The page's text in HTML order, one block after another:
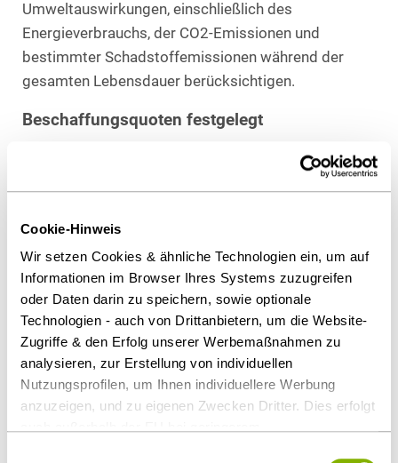
Cookie-Hinweis
Wir setzen Cookies & ähnliche Technologien ein, um auf
Informationen im Browser Ihres Systems zuzugreifen
oder Daten darin zu speichern, sowie optionale
Technologien - auch von Drittanbietern, um die Website-
Zugriffe & den Erfolg unserer Werbemaßnahmen zu
analysieren, zur Erstellung von individuellen
Nutzungsprofilen, um Ihnen individuellere Werbung
anzuzeigen, und zu eigenen Zwecken Dritter. Dies erfolgt
Umweltauswirkungen, einschließlich des
Energieverbrauchs, der CO2-Emissionen und
bestimmter Schadstoffemissionen während der
gesamten Lebensdauer berücksichtigen.
Beschaffungsquoten festgelegt
verbindliche Vorgaben für Kauf, Leasing, Miete und
Mietkauf macht und länderspezifische
Beschaffungsquoten festlegt. Das heißt, die
Regelungen vorsehen, die gewährleisten, dass ein
bestimmter Anteil der öffentlich beschafften LKW
und Busse mit alternativen Antrieben ausgestattet
wird.
Konkrete Umsetzung abzuwarten
Der deutsche Gesetzgeber hat zwei Jahre Zeit, um
die Richtlinie in nationales Recht umzusetzen. Es